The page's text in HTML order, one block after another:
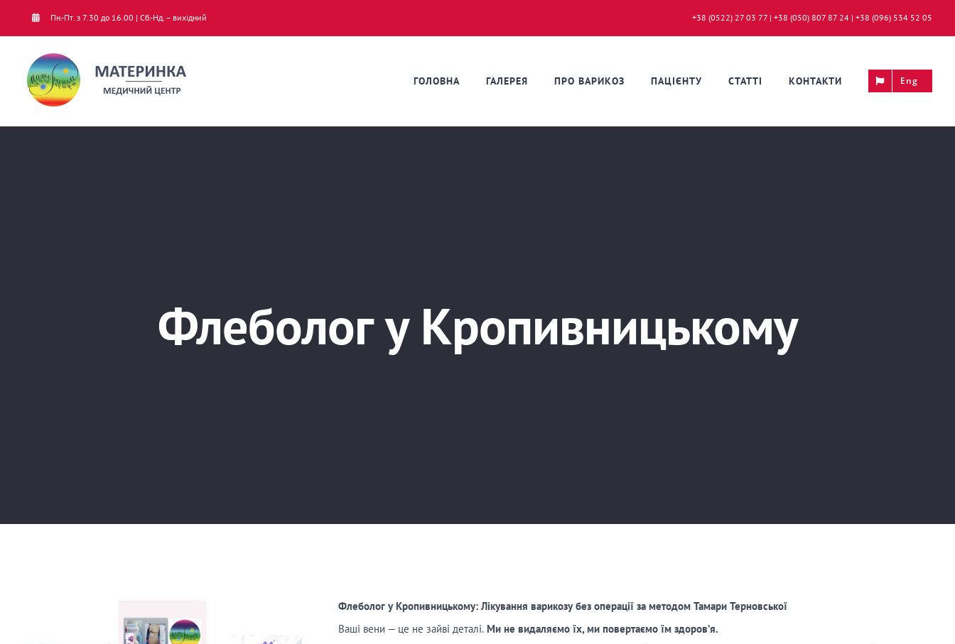
to
Пн.-Пт. з 7.30 до 16.00 | Сб.-Нд. – вихідний +38 (0522) 27 03 77 | +38 (050) 807 87 24 | +38 (096) 534 52 05
ГОЛОВНА ГАЛЕРЕЯ ПРО ВАРИКОЗ ПАЦІЄНТУ СТАТТІ КОНТАКТИ Eng
Флеболог у Кропивницькому
Флеболог у Кропивницькому: Лікування варикозу без операції за методом Тамари Терновської
Ваші вени — це не зайві деталі.Ми не видаляємо їх, ми повертаємо їм здоров’я.